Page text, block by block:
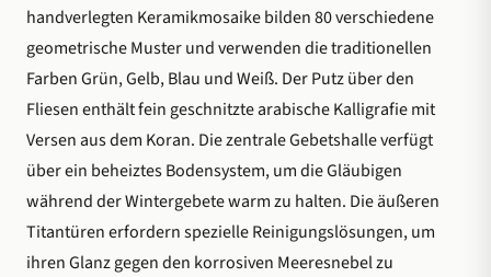
handverlegten Keramikmosaike bilden 80 verschiedene
geometrische Muster und verwenden die traditionellen
Farben Grün, Gelb, Blau und Weiß. Der Putz über den
Fliesen enthält fein geschnitzte arabische Kalligrafie mit
Versen aus dem Koran. Die zentrale Gebetshalle verfügt
über ein beheiztes Bodensystem, um die Gläubigen
während der Wintergebete warm zu halten. Die äußeren
Titantüren erfordern spezielle Reinigungslösungen, um
ihren Glanz gegen den korrosiven Meeresnebel zu